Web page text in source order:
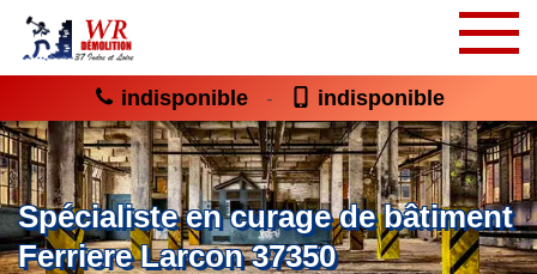
indisponible - indisponible
Spécialiste en curage de bâtiment
Ferriere Larcon 37350